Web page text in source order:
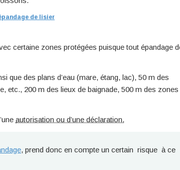
de lisier
certaine zones protégées puisque tout épandage
que des plans d’eau (mare, étang, lac), 50 m des
etc., 200 m des lieux de baignade, 500 m des zones
autorisation ou d’une déclaration.
, prend donc en compte un certain risque à ce